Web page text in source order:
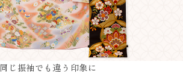
同じ振袖でも違う印象に